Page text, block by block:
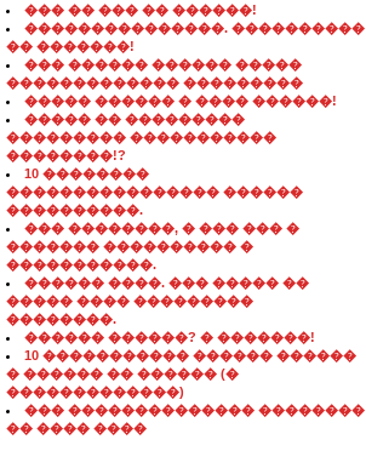
��� �� ��� �� ������!
���������������. ����������
�� �������!
��� ������ ������ �����
������������� ���������
����� ������ � ���� ������!
����� �� ���������
��������� �����������
��������!?
10 ��������
���������������� ������
����������.
��� ��������, � ��� ��� �
������� ���������� �
�����������.
������ ����. ��� ����� ��
����� ���� ���������
��������.
������ ������? � �������!
10 ����������� ������ ������
� ������ �� ������ (�
�������������)
��� �������������� ��������
�� ���� ����